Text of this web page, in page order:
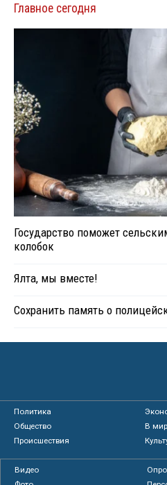
Главное сегодня
Государство поможет
колобок
Ялта, мы вместе!
Сохранить память о
Политика
Общество
В
Происшествия
Видео